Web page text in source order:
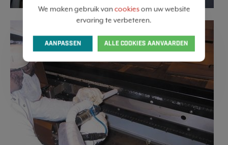
We maken gebruik vancookiesom uw website
ervaring te verbeteren.
AANPASSEN ALLE COOKIES AANVAARDEN